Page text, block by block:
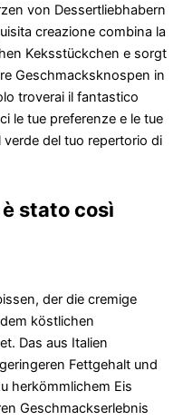
von Dessertliebhabern
creazione combina la
Keksstückchen e sorgt
Geschmacksknospen in
troverai il fantastico
le tue preferenze e le tue
verde del tuo repertorio di
stato così
der die cremige
köstlichen
Das aus Italien
Fettgehalt und
herkömmlichem Eis
Geschmackserlebnis